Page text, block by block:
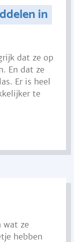
in
dat ze op
En dat ze
Er is heel
te
wat ze
hebben